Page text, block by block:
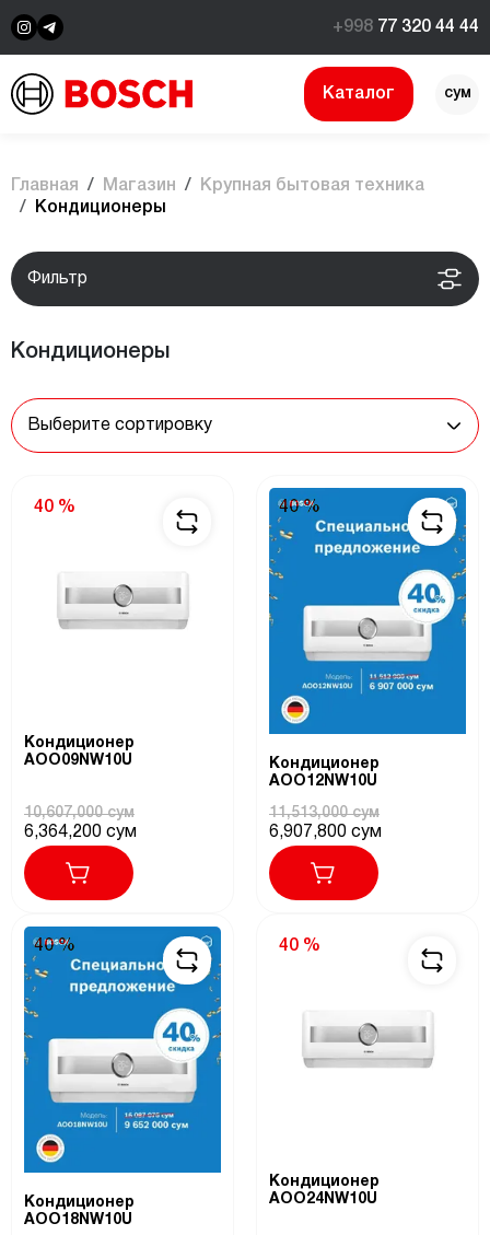
+998 77 320 44 44
Каталог сум
Главная Магазин
Крупная бытовая техника
Кондиционеры
Фильтр
Кондиционеры
Выберите сортировку
40 %
Кондиционер
AOO09NW10U
10,607,000 сум
6,364,200 сум
40 %
Кондиционер
AOO12NW10U
11,513,000 сум
6,907,800 сум
40 %
Кондиционер
AOO18NW10U
40 %
Кондиционер
AOO24NW10U